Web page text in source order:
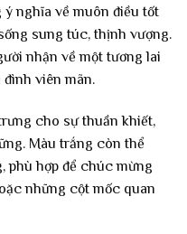
ý nghĩa về muôn điều tốt
sung túc, thịnh vượng.
nhận về một tương lai
viên mãn.
cho sự thuần khiết,
Màu trắng còn thể
phù hợp để chúc mừng
những cột mốc quan